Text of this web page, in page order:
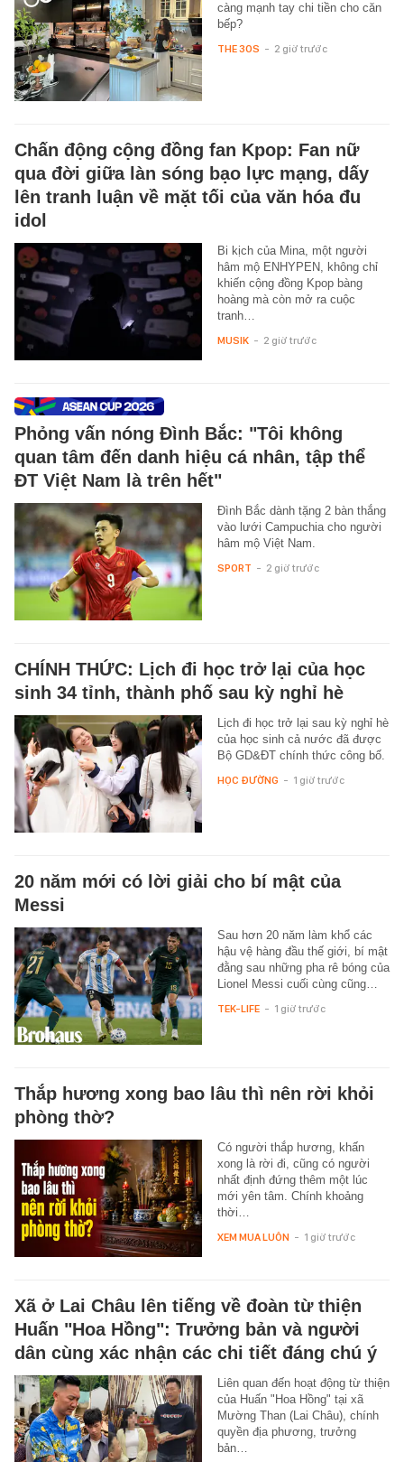
càng mạnh tay chi tiền cho căn
bếp?
THE 30S - 2 giờ trước
Chấn động cộng đồng fan Kpop: Fan nữ
qua đời giữa làn sóng bạo lực mạng, dấy
lên tranh luận về mặt tối của văn hóa đu
idol
Bi kịch của Mina, một người
hâm mộ ENHYPEN, không chỉ
khiến cộng đồng Kpop bàng
hoàng mà còn mở ra cuộc
tranh…
MUSIK - 2 giờ trước
Phỏng vấn nóng Đình Bắc: "Tôi không
quan tâm đến danh hiệu cá nhân, tập thể
ĐT Việt Nam là trên hết"
Đình Bắc dành tặng 2 bàn thắng
vào lưới Campuchia cho người
hâm mộ Việt Nam.
SPORT - 2 giờ trước
CHÍNH THỨC: Lịch đi học trở lại của học
sinh 34 tỉnh, thành phố sau kỳ nghỉ hè
Lịch đi học trở lại sau kỳ nghỉ hè
của học sinh cả nước đã được
Bộ GD&ĐT chính thức công bố.
HỌC ĐƯỜNG - 1 giờ trước
20 năm mới có lời giải cho bí mật của
Messi
Sau hơn 20 năm làm khổ các
hậu vệ hàng đầu thế giới, bí mật
đằng sau những pha rê bóng của
Lionel Messi cuối cùng cũng…
TEK-LIFE - 1 giờ trước
Thắp hương xong bao lâu thì nên rời khỏi
phòng thờ?
Có người thắp hương, khấn
xong là rời đi, cũng có người
nhất định đứng thêm một lúc
mới yên tâm. Chính khoảng
thời…
XEM MUA LUÔN - 1 giờ trước
Xã ở Lai Châu lên tiếng về đoàn từ thiện
Huấn "Hoa Hồng": Trưởng bản và người
dân cùng xác nhận các chi tiết đáng chú ý
Liên quan đến hoạt động từ thiện
của Huấn "Hoa Hồng" tại xã
Mường Than (Lai Châu), chính
quyền địa phương, trưởng
bản…